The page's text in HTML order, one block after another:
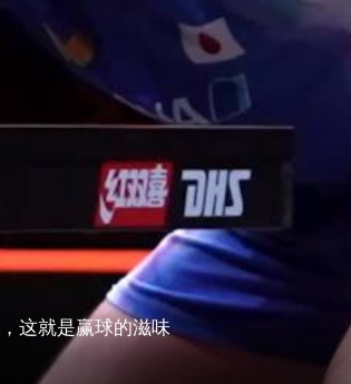
这就是赢球的滋味